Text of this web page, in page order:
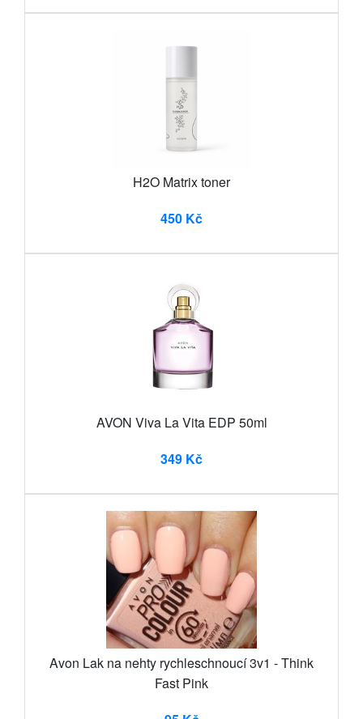
H2O Matrix toner
450 Kč
AVON Viva La Vita EDP 50ml
349 Kč
Avon Lak na nehty rychleschnoucí 3v1 - Think
Fast Pink